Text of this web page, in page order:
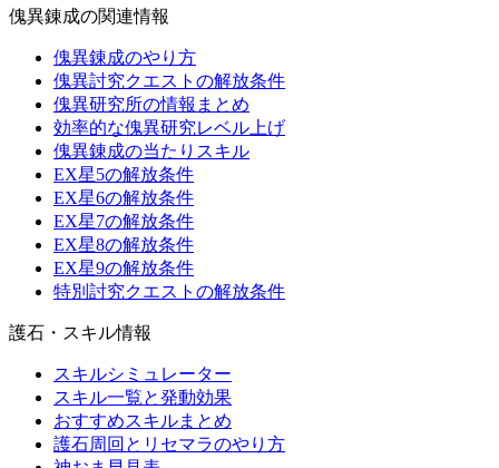
傀異錬成の関連情報
傀異錬成のやり方
傀異討究クエストの解放条件
傀異研究所の情報まとめ
効率的な傀異研究レベル上げ
傀異錬成の当たりスキル
EX星5の解放条件
EX星6の解放条件
EX星7の解放条件
EX星8の解放条件
EX星9の解放条件
特別討究クエストの解放条件
護石・スキル情報
スキルシミュレーター
スキル一覧と発動効果
おすすめスキルまとめ
護石周回とリセマラのやり方